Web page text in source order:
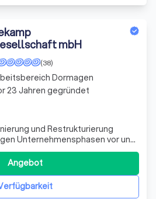
mbH
(38)
und Restrukturierung
Unternehmensphasen vor und
und zeigen unseren Mandanten
Angebot
Dormagen
23 Jahren gegründet